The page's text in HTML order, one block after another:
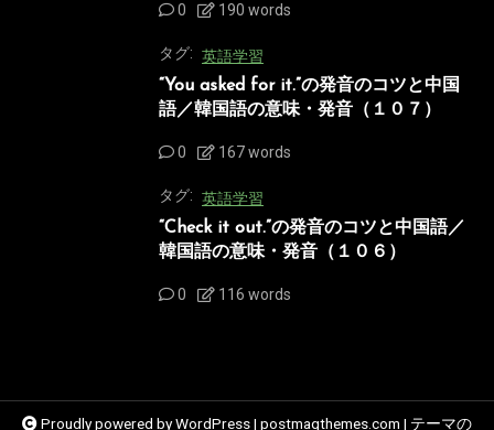
0 190 words
タグ: 英語学習
“You asked for it.”の発音のコツと中国
語／韓国語の意味・発音（１０７）
0 167 words
タグ: 英語学習
“Check it out.”の発音のコツと中国語／
韓国語の意味・発音（１０６）
0 116 words
Proudly powered by WordPress| postmagthemes.com | テーマの